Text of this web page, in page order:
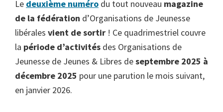
Le deuxième numéro du tout nouveau magazine
de la fédération d’Organisations de Jeunesse
libérales vient de sortir ! Ce quadrimestriel couvre
la période d’activités des Organisations de
Jeunesse de Jeunes & Libres deseptembre 2025 à
décembre 2025 pour une parution le mois suivant,
en janvier 2026.